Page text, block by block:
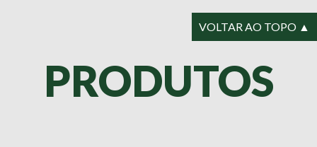
VOLTAR AO TOPO ▲
PRODUTOS